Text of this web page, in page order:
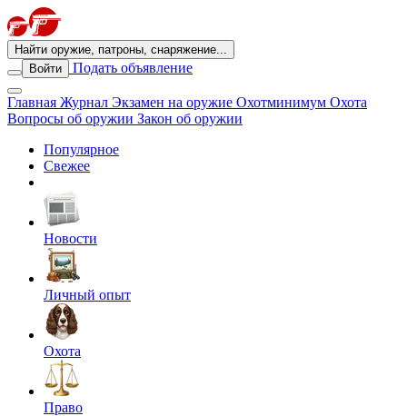
Найти оружие, патроны, снаряжение...
Войти
Подать объявление
Главная Журнал Экзамен на оружие Охотминимум Охота
Вопросы об оружии Закон об оружии
Популярное
Свежее
Новости
Личный опыт
Охота
Право